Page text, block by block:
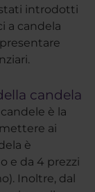
stati introdotti
a candela
candela
è la
ai
è
e da 4 prezzi
Inoltre, dal